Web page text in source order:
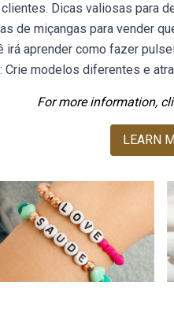
Dicas valiosas para
de miçangas para vender
aprender como fazer
Crie modelos diferentes e
For more information,
LEARN